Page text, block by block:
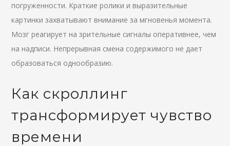
погруженности. Краткие ролики и выразительные
картинки захватывают внимание за мгновенья момента.
Мозг реагирует на зрительные сигналы оперативнее, чем
на надписи. Непрерывная смена содержимого не дает
образоваться однообразию.
Как скроллинг
трансформирует чувство
времени